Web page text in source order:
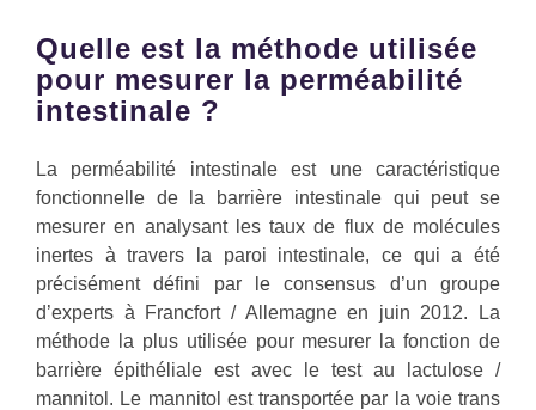
Quelle est la méthode utilisée
pour mesurer la perméabilité
intestinale ?
La perméabilité intestinale est une caractéristique
fonctionnelle de la barrière intestinale qui peut se
mesurer en analysant les taux de flux de molécules
inertes à travers la paroi intestinale, ce qui a été
précisément défini par le consensus d’un groupe
d’experts à Francfort / Allemagne en juin 2012. La
méthode la plus utilisée pour mesurer la fonction de
barrière épithéliale est avec le test au lactulose /
mannitol. Le mannitol est transportée par la voie trans